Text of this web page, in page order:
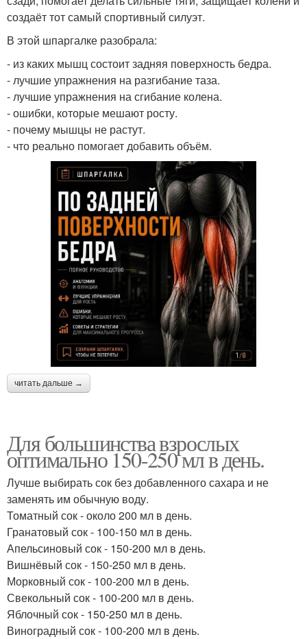
создаёт тот самый спортивный силуэт.
В этой шпаргалке разобрала:
- из каких мышц состоит задняя поверхность бедра.
- лучшие упражнения на разгибание таза.
- лучшие упражнения на сгибание колена.
- ошибки, которые мешают росту.
- почему мышцы не растут.
- что реально помогает добавить объём.
читать дальше →
Для большинства взрослых
оптимально 150-250 мл в день.
Лучше выбирать сок без добавленного сахара и не
заменять им обычную воду.
Томатный сок - около 200 мл в день.
Гранатовый сок - 100-150 мл в день.
Апельсиновый сок - 150-200 мл в день.
Вишнёвый сок - 150-250 мл в день.
Морковный сок - 100-200 мл в день.
Свекольный сок - 100-200 мл в день.
Яблочный сок - 150-250 мл в день.
Виноградный сок - 100-200 мл в день.